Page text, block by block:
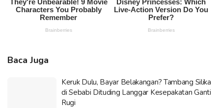
Baca Juga
Keruk Dulu, Bayar Belakangan? Tambang Silika
di Sebabi Dituding Langgar Kesepakatan Ganti
Rugi